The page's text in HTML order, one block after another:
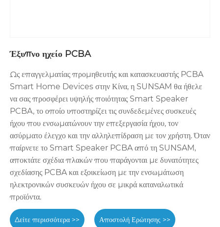
Έξυπνο ηχείο PCBA
Ως επαγγελματίας προμηθευτής και κατασκευαστής PCBA
Smart Home Devices στην Κίνα, η SUNSAM θα ​​ήθελε
να σας προσφέρει υψηλής ποιότητας Smart Speaker
PCBA, το οποίο υποστηρίζει τις συνδεδεμένες συσκευές
ήχου που ενσωματώνουν την επεξεργασία ήχου, τον
ασύρματο έλεγχο και την αλληλεπίδραση με τον χρήστη. Όταν
παίρνετε το Smart Speaker PCBA από τη SUNSAM,
αποκτάτε σχέδια πλακών που παράγονται με δυνατότητες
σχεδίασης PCBA και εξοικείωση με την ενσωμάτωση
ηλεκτρονικών συσκευών ήχου σε μικρά καταναλωτικά
προϊόντα.
Δείτε περισσότερα >> Αποστολή Ερώτησης >>